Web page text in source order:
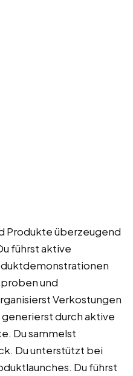
Produkte überzeugend
führst aktive
und
Verkostungen
durch aktive
Du sammelst
Du unterstützt bei
Du führst